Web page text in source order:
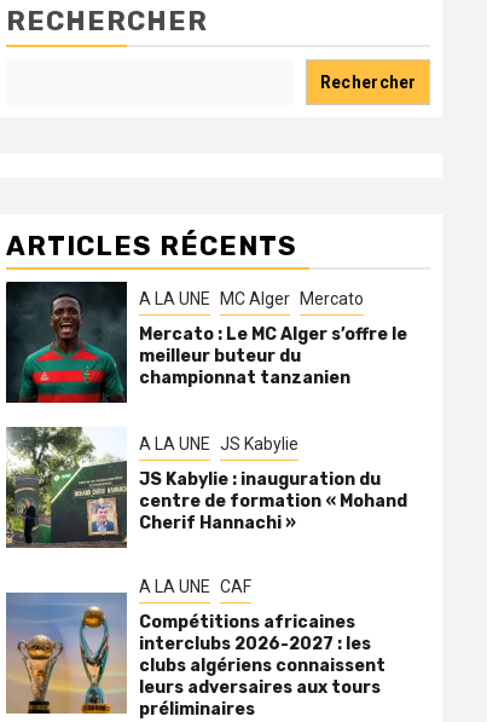
RECHERCHER
Rechercher
ARTICLES RÉCENTS
A LA UNE MC Alger Mercato
Mercato : Le MC Alger s’offre le
meilleur buteur du
championnat tanzanien
A LA UNE JS Kabylie
JS Kabylie : inauguration du
centre de formation « Mohand
Cherif Hannachi »
A LA UNE CAF
Compétitions africaines
interclubs 2026-2027 : les
clubs algériens connaissent
leurs adversaires aux tours
préliminaires